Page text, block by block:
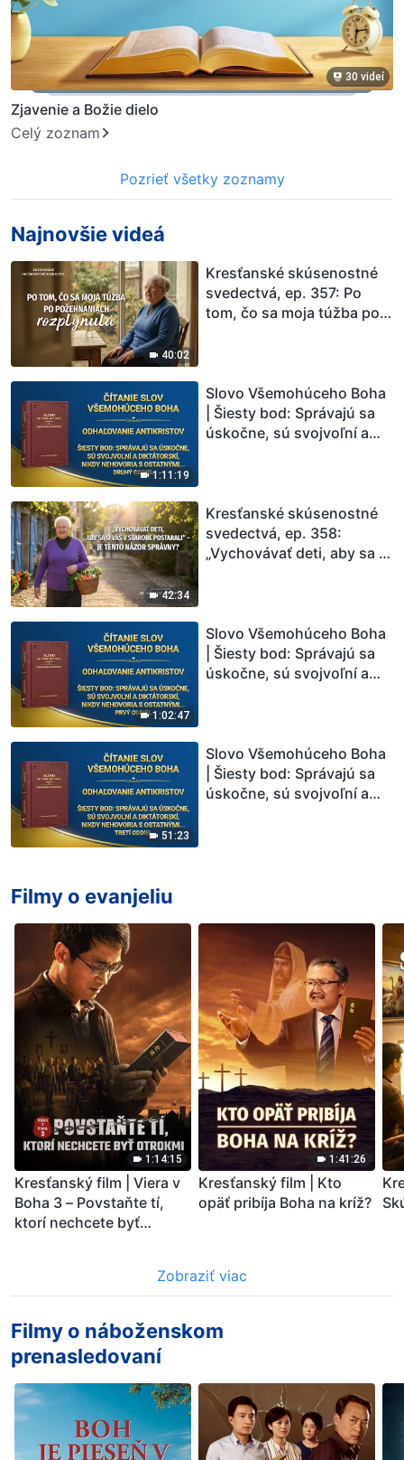
30 videí
Zjavenie a Božie dielo
Celý zoznam
Pozrieť všetky zoznamy
Najnovšie videá
40:02
Kresťanské skúsenostné
svedectvá, ep. 357: Po
tom, čo sa moja túžba po
1:11:19
Slovo Všemohúceho Boha
| Šiesty bod: Správajú sa
úskočne, sú svojvoľní a
a nútia ostatných, aby ich
poslúchali (Druhý oddiel)
42:34
Kresťanské skúsenostné
svedectvá, ep. 358:
„Vychovávať deti, aby sa o
1:02:47
Slovo Všemohúceho Boha
| Šiesty bod: Správajú sa
úskočne, sú svojvoľní a
a nútia ostatných, aby ich
poslúchali (Prvý oddiel)
51:23
Slovo Všemohúceho Boha
| Šiesty bod: Správajú sa
úskočne, sú svojvoľní a
Filmy o evanjeliu
1:14:15
Kresťanský film | Viera v
Boha 3 – Povstaňte tí,
ktorí nechcete byť
1:41:26
Kresťanský film | Kto
opäť pribíja Boha na kríž?
Zobraziť viac
Filmy o náboženskom
prenasledovaní